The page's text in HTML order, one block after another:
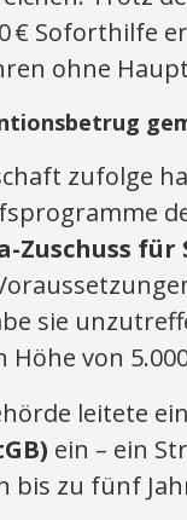
€ Soforthilfe
ohne
zufolge
Zuschuss für
sie
Höhe von
leitete
ein – ein
bis zu fünf